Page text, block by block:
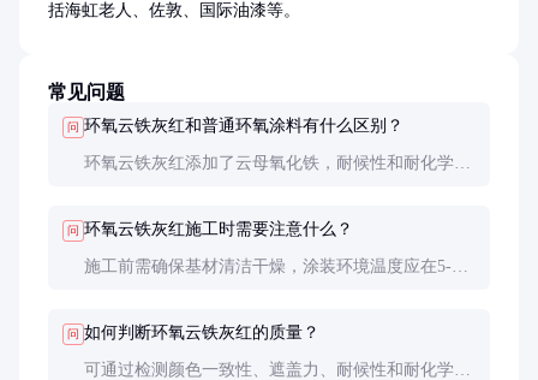
括海虹老人、佐敦、国际油漆等。
常见问题
问 环氧云铁灰红和普通环氧涂料有什么区别？
环氧云铁灰红添加了云母氧化铁，耐候性和耐化学腐
问 环氧云铁灰红施工时需要注意什么？
施工前需确保基材清洁干燥，涂装环境温度应在5-
问 如何判断环氧云铁灰红的质量？
可通过检测颜色一致性、遮盖力、耐候性和耐化学腐